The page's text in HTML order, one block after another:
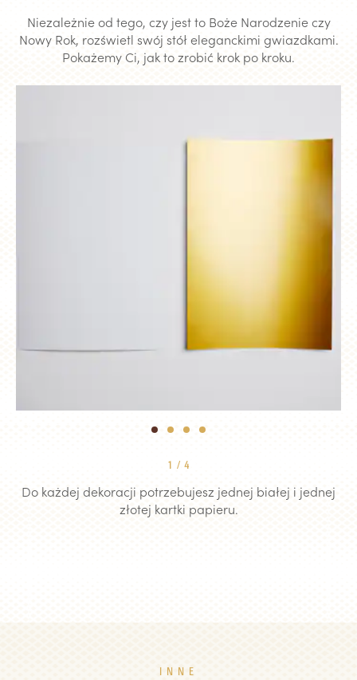
Niezależnie od tego, czy jest to Boże Narodzenie czy
Nowy Rok, rozświetl swój stół eleganckimi gwiazdkami.
Pokażemy Ci, jak to zrobić krok po kroku.
1 2 3 4
1 / 4
Do każdej dekoracji potrzebujesz jednej białej i jednej
złotej kartki papieru.
INNE